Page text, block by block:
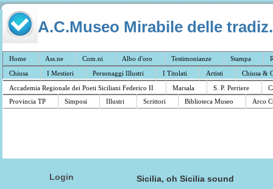
A.C.Museo Mirabile delle
Home Ass.ne Com.ni Albo d'oro Testimonianze Stampa
Chiusa
I Mestieri Personaggi Illustri I Titolati Artisti
Chiusa &
Accademia Regionale dei Poeti Siciliani Federico II
Marsala S. P. Perriere
Provincia TP
Simposi Illustri Scrittori Biblioteca Museo Arco
Login Sicilia, oh Sicilia sound